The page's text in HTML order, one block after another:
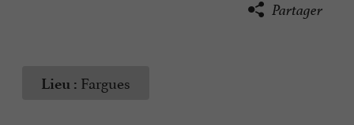
Partager
Lieu : Fargues